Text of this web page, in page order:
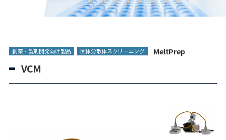
創薬・製剤開発向け製品 固体分散体スクリーニング MeltPrep
VCM